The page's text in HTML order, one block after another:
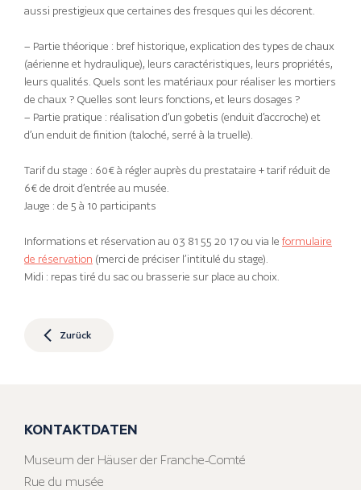
aussi prestigieux que certaines des fresques qui les décorent.
– Partie théorique : bref historique, explication des types de chaux
(aérienne et hydraulique), leurs caractéristiques, leurs propriétés,
leurs qualités. Quels sont les matériaux pour réaliser les mortiers
de chaux ? Quelles sont leurs fonctions, et leurs dosages ?
– Partie pratique : réalisation d’un gobetis (enduit d’accroche) et
d’un enduit de finition (taloché, serré à la truelle).
Tarif du stage : 60€ à régler auprès du prestataire + tarif réduit de
6€ de droit d’entrée au musée.
Jauge : de 5 à 10 participants
Informations et réservation au 03 81 55 20 17 ou via le formulaire
de réservation (merci de préciser l’intitulé du stage).
Midi : repas tiré du sac ou brasserie sur place au choix.
Zurück
KONTAKTDATEN
Museum der Häuser der Franche-Comté
Rue du musée